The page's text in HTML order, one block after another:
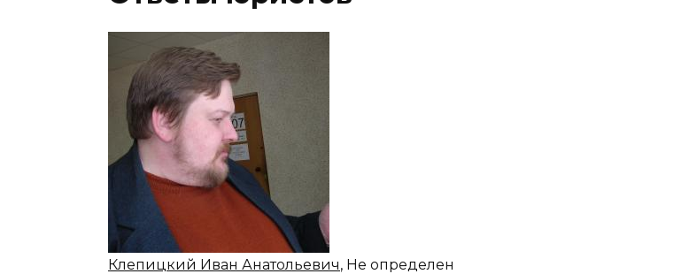
Клепицкий Иван Анатольевич, Не определен